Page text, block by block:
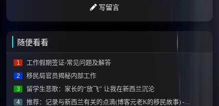
写留言
随便看看
1 工作假期签证-常见问题及解答
2 移民局官员揭秘内部工作
3 留学生悲歌：家长的“放飞” 让我在新西兰沉沦
4 推荐：记录与新西兰有关的点滴(博客元老K的移民故事) - 2015.3.18，全文完